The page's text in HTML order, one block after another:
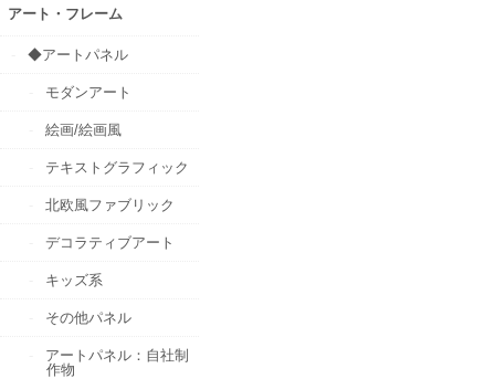
アート・フレーム
◆アートパネル
モダンアート
絵画/絵画風
テキストグラフィック
北欧風ファブリック
デコラティブアート
キッズ系
その他パネル
アートパネル：自社制
作物